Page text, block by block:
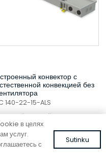
конвектор с
конвекцией без
140-22-15-ALS
решеткой из алюминия
цвета
€
в целях
услуг.
с
Sutinku